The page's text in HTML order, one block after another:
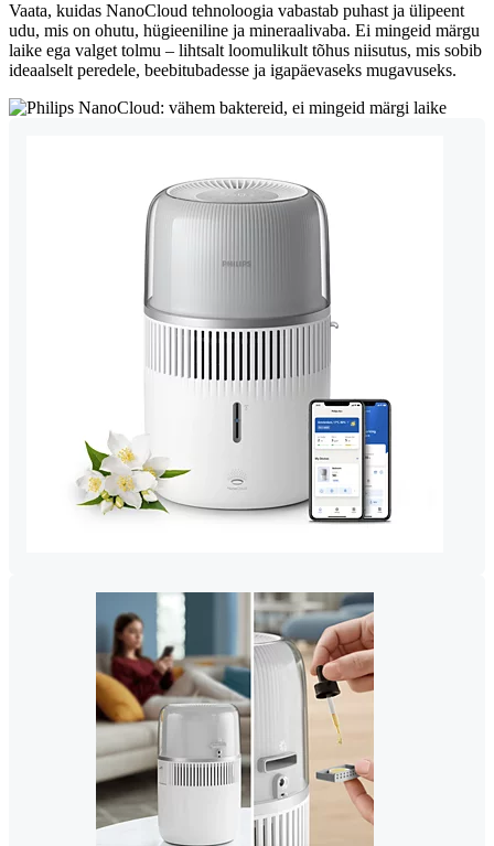
Vaata, kuidas NanoCloud tehnoloogia vabastab puhast ja ülipeent
udu, mis on ohutu, hügieeniline ja mineraalivaba. Ei mingeid märgu
laike ega valget tolmu – lihtsalt loomulikult tõhus niisutus, mis sobib
ideaalselt peredele, beebitubadesse ja igapäevaseks mugavuseks.